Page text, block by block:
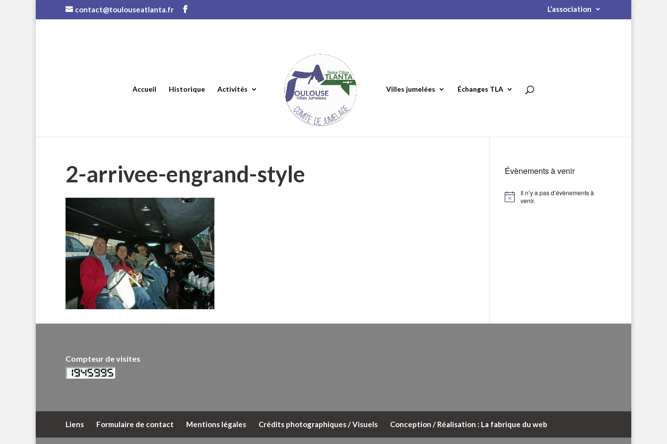
contact@toulouseatlanta.fr L’association
Accueil Historique Activités Villes jumelées Échanges TLA
2-arrivee-engrand-style Évènements à venir
Notice
Il n’y a pas d’évènements à
venir.
Compteur de visites
Liens Formulaire de contact Mentions légales Crédits photographiques / Visuels Conception / Réalisation : La fabrique du web